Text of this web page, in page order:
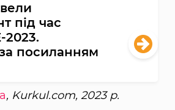
під час
2023.
посиланням
, Kurkul.com, 2023 р.